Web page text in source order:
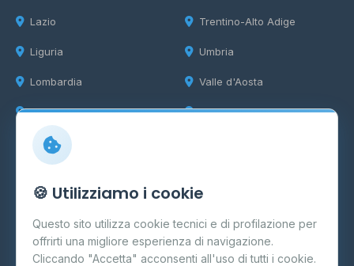
Lazio
Liguria
Lombardia
Marche
Trentino-Alto Adige
Umbria
Valle d'Aosta
Veneto
Info
Cos'è il GPL
FAQ
Contatti
🍪 Utilizziamo i cookie
Questo sito utilizza cookie tecnici e di profilazione per
offrirti una migliore esperienza di navigazione.
Cliccando "Accetta" acconsenti all'uso di tutti i cookie.